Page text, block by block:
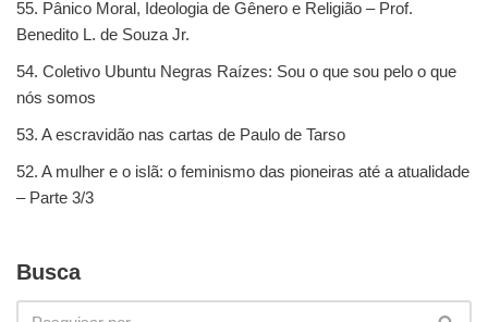
55. Pânico Moral, Ideologia de Gênero e Religião – Prof.
Benedito L. de Souza Jr.
54. Coletivo Ubuntu Negras Raízes: Sou o que sou pelo o que
nós somos
53. A escravidão nas cartas de Paulo de Tarso
52. A mulher e o islã: o feminismo das pioneiras até a atualidade
– Parte 3/3
Busca